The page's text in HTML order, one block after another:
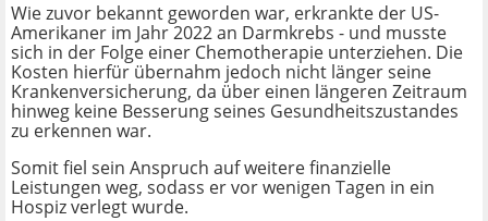
Wie zuvor bekannt geworden war, erkrankte der US-
Amerikaner im Jahr 2022 an Darmkrebs - und musste
sich in der Folge einer Chemotherapie unterziehen. Die
Kosten hierfür übernahm jedoch nicht länger seine
Krankenversicherung, da über einen längeren Zeitraum
hinweg keine Besserung seines Gesundheitszustandes
zu erkennen war.
Somit fiel sein Anspruch auf weitere finanzielle
Leistungen weg, sodass er vor wenigen Tagen in ein
Hospiz verlegt wurde.